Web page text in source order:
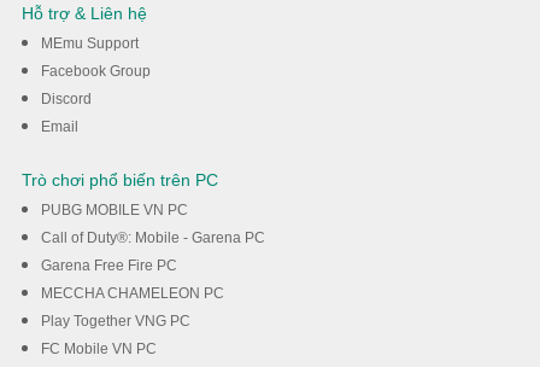
Hỗ trợ & Liên hệ
MEmu Support
Facebook Group
Discord
Email
Trò chơi phổ biến trên PC
PUBG MOBILE VN PC
Call of Duty®: Mobile - Garena PC
Garena Free Fire PC
MECCHA CHAMELEON PC
Play Together VNG PC
FC Mobile VN PC